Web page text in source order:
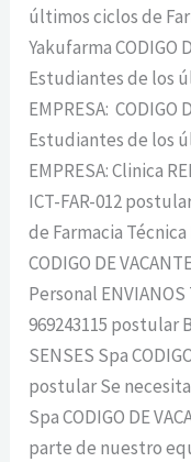
últimos ciclos de
Yakufarma CODIGO
Estudiantes de los
EMPRESA: CODIGO
Estudiantes de los
EMPRESA: Clinica
ICT-FAR-012
de Farmacia Técnica
CODIGO DE
Personal ENVIANOS
969243115 postular
SENSES Spa
postular Se necesita
Spa CODIGO DE
parte de nuestro